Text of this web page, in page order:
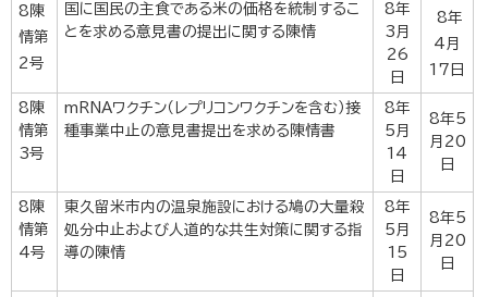
8陳
情第
2号
国に国民の主食である米の価格を統制するこ
とを求める意見書の提出に関する陳情
8年
3月
26
日
8年
4月
17日
8陳
情第
3号
mRNAワクチン（レプリコンワクチンを含む）接
種事業中止の意見書提出を求める陳情書
8年
5月
14
日
8年5
月20
日
8陳
情第
4号
東久留米市内の温泉施設における鳩の大量殺
処分中止および人道的な共生対策に関する指
導の陳情
8年
5月
15
日
8年5
月20
日